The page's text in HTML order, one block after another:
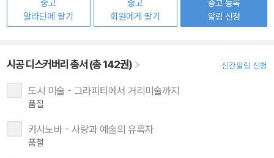
중고
알라딘에 팔기
중고
회원에게 팔기
중고 등록
알림 신청
시공 디스커버리 총서 (총 142권) 신간알림 신청
도시 미술 - 그라피티에서 거리미술까지
품절
카사노바 - 사랑과 예술의 유혹자
품절